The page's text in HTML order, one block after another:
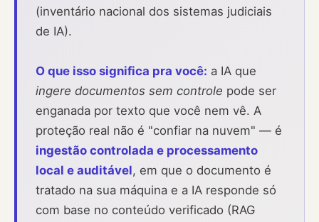
(inventário nacional dos sistemas judiciais
de IA).
O que isso significa pra você: a IA que
ingere documentos sem controle pode ser
enganada por texto que você nem vê. A
proteção real não é "confiar na nuvem" — é
ingestão controlada e processamento
local e auditável, em que o documento é
tratado na sua máquina e a IA responde só
com base no conteúdo verificado (RAG